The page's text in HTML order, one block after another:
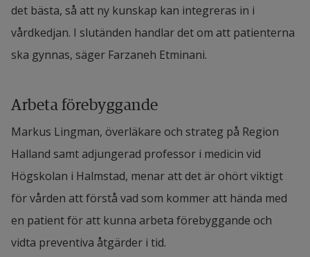
det bästa, så att ny kunskap kan integreras in i
vårdkedjan. I slutänden handlar det om att patienterna
ska gynnas, säger Farzaneh Etminani.
Arbeta förebyggande
Markus Lingman, överläkare och strateg på Region
Halland samt adjungerad professor i medicin vid
Högskolan i Halmstad, menar att det är ohört viktigt
för vården att förstå vad som kommer att hända med
en patient för att kunna arbeta förebyggande och
vidta preventiva åtgärder i tid.